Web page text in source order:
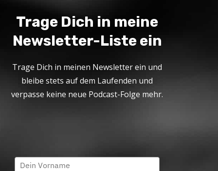
Trage Dich in meine
Newsletter-Liste ein
Trage Dich in meinen Newsletter ein und
bleibe stets auf dem Laufenden und
verpasse keine neue Podcast-Folge mehr.